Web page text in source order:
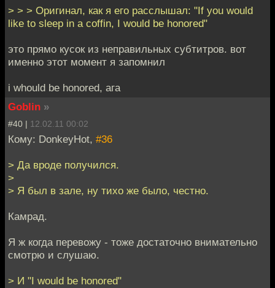
> > > Оригинал, как я его расслышал: "If you would
like to sleep in a coffin, I would be honored"
это прямо кусок из неправильных субтитров. вот
именно этот момент я запомнил
i whould be honored, ага
Goblin »
#40 | 12.02.11 00:02
Кому: DonkeyHot, #36
> Да вроде получился.
>
> Я был в зале, ну тихо же было, честно.
Камрад.
Я ж когда перевожу - тоже достаточно внимательно
смотрю и слушаю.
> И "I would be honored"